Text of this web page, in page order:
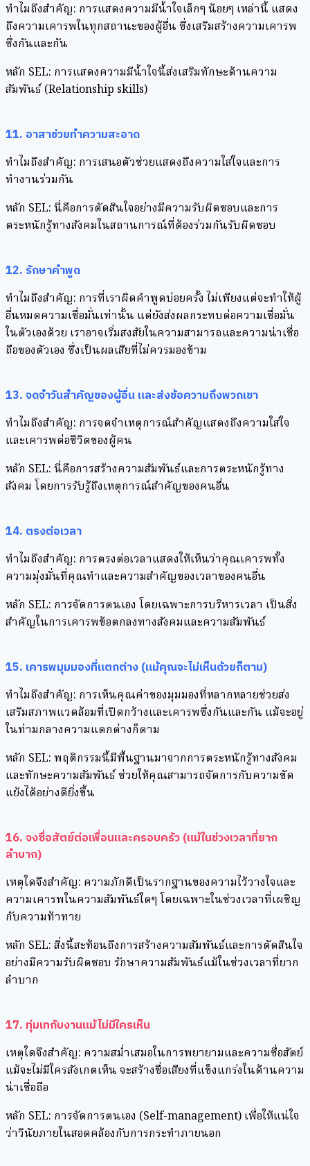
ทำไมถึงสำคัญ: การแสดงความมีน้ำใจเล็กๆ น้อยๆ เหล่านี้ แสดง
ถึงความเคารพในทุกสถานะของผู้อื่น ซึ่งเสริมสร้างความเคารพ
ซึ่งกันและกัน
หลัก SEL: การแสดงความมีน้ำใจนี้ส่งเสริมทักษะด้านความ
สัมพันธ์ (Relationship skills)
11. อาสาช่วยทำความสะอาด
ทำไมถึงสำคัญ: การเสนอตัวช่วยแสดงถึงความใส่ใจและการ
ทำงานร่วมกัน
หลัก SEL: นี่คือการตัดสินใจอย่างมีความรับผิดชอบและการ
ตระหนักรู้ทางสังคมในสถานการณ์ที่ต้องร่วมกันรับผิดชอบ
12. รักษาคำพูด
ทำไมถึงสำคัญ: การที่เราผิดคำพูดบ่อยครั้ง ไม่เพียงแต่จะทำให้ผู้
อื่นหมดความเชื่อมั่นเท่านั้น แต่ยังส่งผลกระทบต่อความเชื่อมั่น
ในตัวเองด้วย เราอาจเริ่มสงสัยในความสามารถและความน่าเชื่อ
ถือของตัวเอง ซึ่งเป็นผลเสียที่ไม่ควรมองข้าม
13. จดจำวันสำคัญของผู้อื่น และส่งข้อความถึงพวกเขา
ทำไมถึงสำคัญ: การจดจำเหตุการณ์สำคัญแสดงถึงความใส่ใจ
และเคารพต่อชีวิตของผู้คน
หลัก SEL: นี่คือการสร้างความสัมพันธ์และการตระหนักรู้ทาง
สังคม โดยการรับรู้ถึงเหตุการณ์สำคัญของคนอื่น
14. ตรงต่อเวลา
ทำไมถึงสำคัญ: การตรงต่อเวลาแสดงให้เห็นว่าคุณเคารพทั้ง
ความมุ่งมั่นที่คุณทำและความสำคัญของเวลาของคนอื่น
หลัก SEL: การจัดการตนเอง โดยเฉพาะการบริหารเวลา เป็นสิ่ง
สำคัญในการเคารพข้อตกลงทางสังคมและความสัมพันธ์
15. เคารพมุมมองที่แตกต่าง (แม้คุณจะไม่เห็นด้วยก็ตาม)
ทำไมถึงสำคัญ: การเห็นคุณค่าของมุมมองที่หลากหลายช่วยส่ง
เสริมสภาพแวดล้อมที่เปิดกว้างและเคารพซึ่งกันและกัน แม้จะอยู่
ในท่ามกลางความแตกต่างก็ตาม
หลัก SEL: พฤติกรรมนี้มีพื้นฐานมาจากการตระหนักรู้ทางสังคม
และทักษะความสัมพันธ์ ช่วยให้คุณสามารถจัดการกับความขัด
แย้งได้อย่างดียิ่งขึ้น
16. จงซื่อสัตย์ต่อเพื่อนและครอบครัว (แม้ในช่วงเวลาที่ยาก
ลำบาก)
เหตุใดจึงสำคัญ: ความภักดีเป็นรากฐานของความไว้วางใจและ
ความเคารพในความสัมพันธ์ใดๆ โดยเฉพาะในช่วงเวลาที่เผชิญ
กับความท้าทาย
หลัก SEL: สิ่งนี้สะท้อนถึงการสร้างความสัมพันธ์และการตัดสินใจ
อย่างมีความรับผิดชอบ รักษาความสัมพันธ์แม้ในช่วงเวลาที่ยาก
ลำบาก
17. ทุ่มเทกับงานแม้ไม่มีใครเห็น
เหตุใดจึงสำคัญ: ความสม่ำเสมอในการพยายามและความซื่อสัตย์
แม้จะไม่มีใครสังเกตเห็น จะสร้างชื่อเสียงที่แข็งแกร่งในด้านความ
น่าเชื่อถือ
หลัก SEL: การจัดการตนเอง (Self-management) เพื่อให้แน่ใจ
ว่าวินัยภายในสอดคล้องกับการกระทำภายนอก